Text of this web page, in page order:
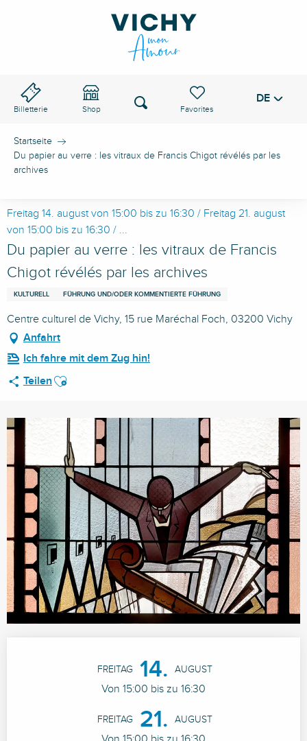
Billetterie Shop
Voir les favoris
Suche DE
Startseite
Du papier au verre : les vitraux de Francis Chigot révélés par les
archives
Freitag 14. august von 15:00 bis zu 16:30 / Freitag 21. august
von 15:00 bis zu 16:30 / ...
Du papier au verre : les vitraux de Francis
Chigot révélés par les archives
KULTURELL FÜHRUNG UND/ODER KOMMENTIERTE FÜHRUNG
Centre culturel de Vichy, 15 rue Maréchal Foch, 03200 Vichy
Anfahrt
Ich fahre mit dem Zug hin!
Teilen Ajouter aux favoris
FREITAG 14. AUGUST
Von 15:00 bis zu 16:30
FREITAG 21. AUGUST